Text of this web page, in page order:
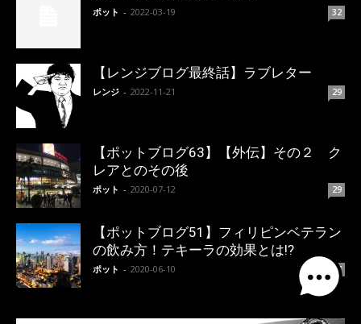
ポット - 2022-03-19 32
【レンジブログ最終話】ラブレター
レンジ - 2022-11-21 29
【ポットブログ63】【外伝】その２ ク
レアとのその後
ポット - 2020-07-12 29
【ポットブログ51】フィリピンベテラン
の飲み方！テキーラの効果とは!?
ポット - 2020-06-10 27